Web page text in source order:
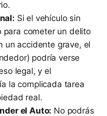
Si el vehículo sin
para cometer un delito
un accidente grave, el
podría verse
legal, y el
la complicada tarea
real.
el Auto: No podrás